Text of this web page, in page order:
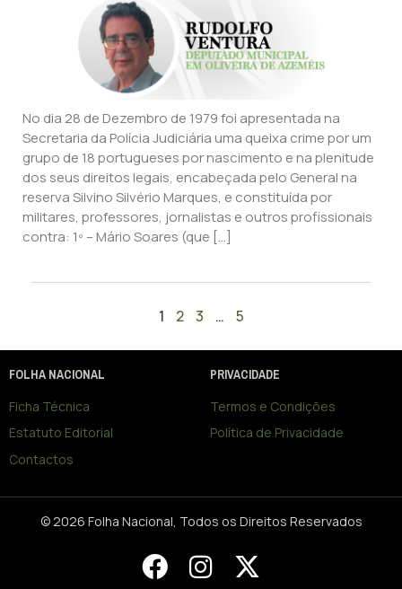
No dia 28 de Dezembro de 1979 foi apresentada na
Secretaria da Polícia Judiciária uma queixa crime por um
grupo de 18 portugueses por nascimento e na plenitude
dos seus direitos legais, encabeçada pelo General na
reserva Silvino Silvério Marques, e constituída por
militares, professores, jornalistas e outros profissionais
contra: 1º – Mário Soares (que […]
1 2 3 … 5
FOLHA NACIONAL
Ficha Técnica
Estatuto Editorial
Contactos
PRIVACIDADE
Termos e Condições
Política de Privacidade
© 2026 Folha Nacional, Todos os Direitos Reservados